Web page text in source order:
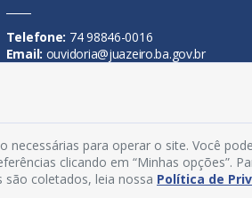
Telefone: 74 98846-0016
Email: ouvidoria@juazeiro.ba.gov.br
Segunda a sexta-feira, das 08h às
14h
necessárias para operar o site. Você
clicando em “Minhas opções”.
coletados, leia nossa Política de